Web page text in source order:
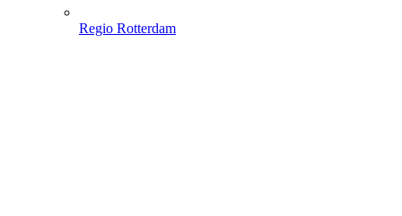
Regio Rotterdam